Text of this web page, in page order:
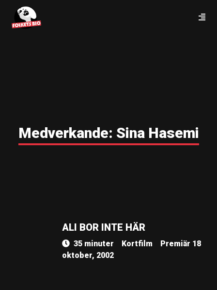
Medverkande: Sina Hasemi
ALI BOR INTE HÄR
35 minuter Kortfilm
Premiär 18
oktober, 2002